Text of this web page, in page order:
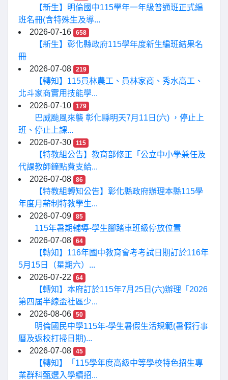
【新生】明倫國中115學年一年級普通班正式編
班名冊(含特殊生及導...
2026-07-16
658
【新生】彰化縣政府115學年度新生編班結果名
冊
2026-07-08
219
【轉知】115員林農工、員林家商、秀水高工、
北斗家商實用技能學...
2026-07-10
179
巴威颱風來襲 彰化縣明天7月11日(六) ，停止上
班、停止上課...
2026-07-30
115
【特教組公告】教育部修正「公立中小學兼任及
代課教師鐘點費支給...
2026-07-08
86
【特教組轉知公告】彰化縣政府辦理本縣115學
年度月薪制特教學生...
2026-07-09
85
115年暑期輔導-學生腳踏車班級停放位置
2026-07-08
64
【轉知】116年國中教育會考考試日期訂於116年
5月15日（星期六）...
2026-07-22
64
【轉知】本府訂於115年7月25日(六)辦理「2026
第四屆半線盃社區少...
2026-08-06
50
明倫國民中學115年-學生暑假生活規範(暑假行事
曆及返校打掃日期)...
2026-07-08
45
【轉知】「115學年度高級中等學校特色招生專
業群科甄選入學續招...